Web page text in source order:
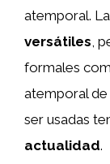
atemporal.
versátiles ,
formales
atemporal de
ser usadas
actualidad.